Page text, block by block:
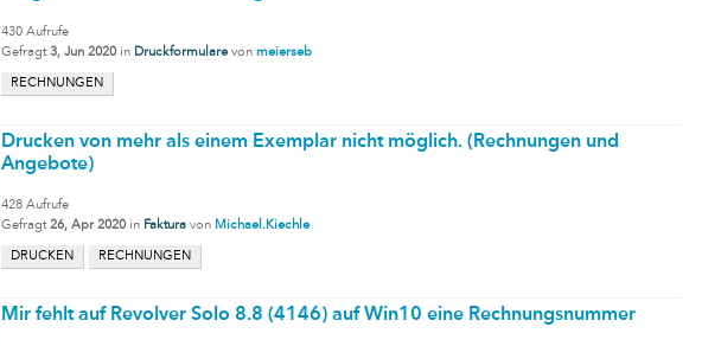
430 Aufrufe
Gefragt 3, Jun 2020 in Druckformulare von meierseb
RECHNUNGEN
Drucken von mehr als einem Exemplar nicht möglich. (Rechnungen und
Angebote)
428 Aufrufe
Gefragt 26, Apr 2020 in Faktura von Michael.Kiechle
DRUCKEN RECHNUNGEN
Mir fehlt auf Revolver Solo 8.8 (4146) auf Win10 eine Rechnungsnummer